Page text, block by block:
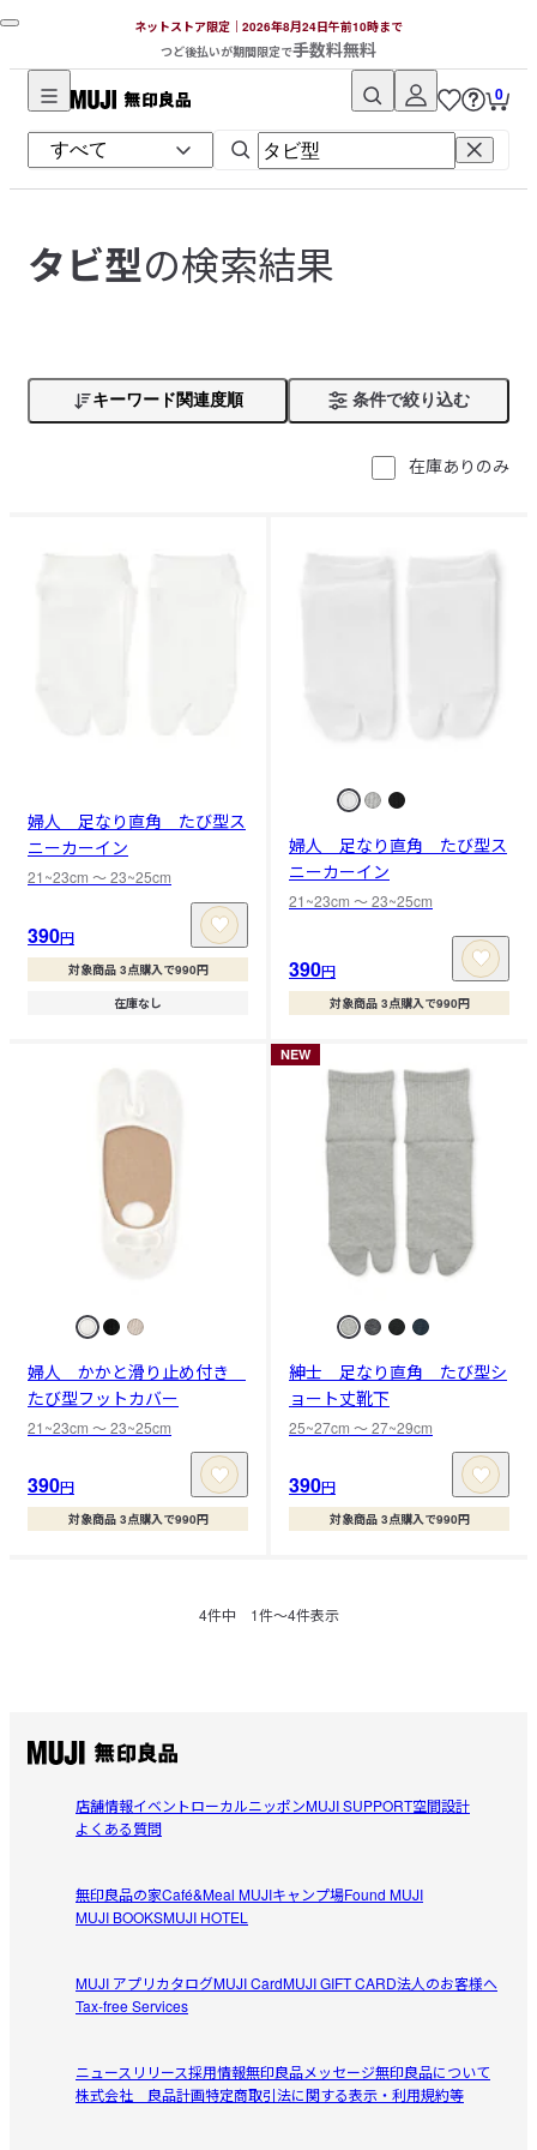
ネットストア限定｜2026年8月24日午前10時まで
つど後払いが期間限定で手数料無料
無
印
良
ネ
ッ
ア
0
タビ型の検索結果
キーワード関連度順 条件で絞り込む
在庫ありのみ
婦人 足なり直角 たび型ス
ニーカーイン
21~23cm 〜 23~25cm
390円
対象商品 3点購入で990円
在庫なし
婦人 足なり直角 たび型ス
ニーカーイン
21~23cm 〜 23~25cm
390円
対象商品 3点購入で990円
婦人 かかと滑り止め付き
たび型フットカバー
21~23cm 〜 23~25cm
390円
対象商品 3点購入で990円
NEW
紳士 足なり直角 たび型シ
ョート丈靴下
25~27cm 〜 27~29cm
390円
対象商品 3点購入で990円
4件中 1件〜4件表示
店舗情報イベントローカルニッポンMUJI SUPPORT空間設計
よくある質問
無印良品の家Café&Meal MUJIキャンプ場Found MUJI
MUJI BOOKSMUJI HOTEL
MUJI アプリカタログMUJI CardMUJI GIFT CARD法人のお客様へ
Tax-free Services
ニュースリリース採用情報無印良品メッセージ無印良品について
株式会社 良品計画特定商取引法に関する表示・利用規約等